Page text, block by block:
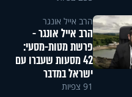
הרב אייל אונגר
הרב אייל אונגר -
פרשת מטות-מסעי:
42 מסעות שעברו עם
ישראל במדבר
91 צפיות